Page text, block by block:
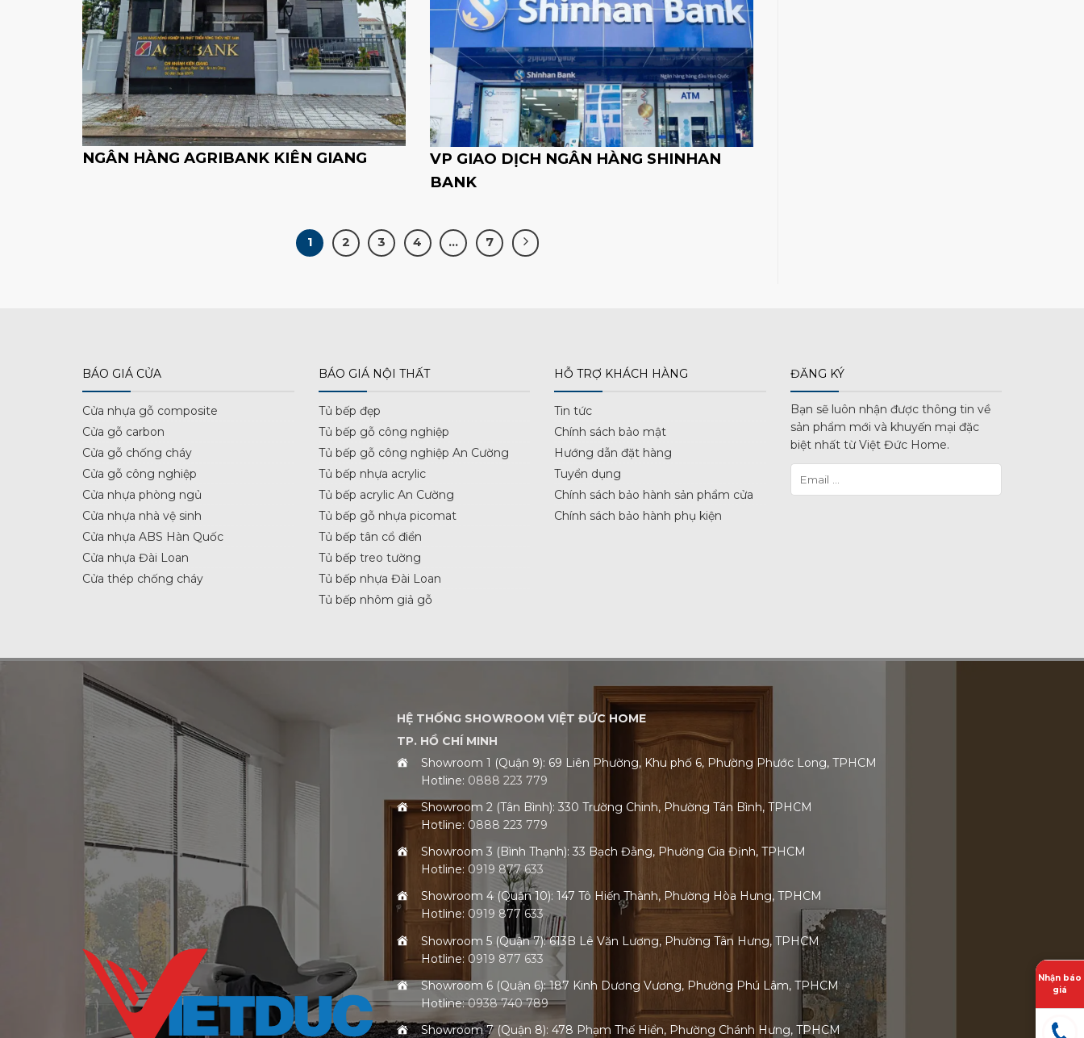
NGÂN HÀNG AGRIBANK KIÊN GIANG
VP GIAO DỊCH NGÂN HÀNG SHINHAN
BANK
1 2 3 4 … 7
BÁO GIÁ CỬA
Cửa nhựa gỗ composite
Cửa gỗ carbon
Cửa gỗ chống cháy
Cửa gỗ công nghiệp
Cửa nhựa phòng ngủ
Cửa nhựa nhà vệ sinh
Cửa nhựa ABS Hàn Quốc
Cửa nhựa Đài Loan
Cửa thép chống cháy
BÁO GIÁ NỘI THẤT
Tủ bếp đẹp
Tủ bếp gỗ công nghiệp
Tủ bếp gỗ công nghiệp An Cường
Tủ bếp nhựa acrylic
Tủ bếp acrylic An Cường
Tủ bếp gỗ nhựa picomat
Tủ bếp tân cổ điển
Tủ bếp treo tường
Tủ bếp nhựa Đài Loan
Tủ bếp nhôm giả gỗ
HỖ TRỢ KHÁCH HÀNG
Tin tức
Chính sách bảo mật
Hướng dẫn đặt hàng
Tuyển dụng
Chính sách bảo hành sản phẩm cửa
Chính sách bảo hành phụ kiện
ĐĂNG KÝ
Bạn sẽ luôn nhận được thông tin về
sản phẩm mới và khuyến mại đặc
biệt nhất từ Việt Đức Home.
HỆ THỐNG SHOWROOM VIỆT ĐỨC HOME
TP. HỒ CHÍ MINH
Showroom 1 (Quận 9): 69 Liên Phường, Khu phố 6, Phường Phước Long, TPHCM
Hotline: 0888 223 779
Showroom 2 (Tân Bình): 330 Trường Chinh, Phường Tân Bình, TPHCM
Hotline: 0888 223 779
Showroom 3 (Bình Thạnh): 33 Bạch Đằng, Phường Gia Định, TPHCM
Hotline: 0919 877 633
Showroom 4 (Quận 10): 147 Tô Hiến Thành, Phường Hòa Hưng, TPHCM
Hotline: 0919 877 633
Showroom 5 (Quận 7): 613B Lê Văn Lương, Phường Tân Hưng, TPHCM
Hotline: 0919 877 633
Showroom 6 (Quận 6): 187 Kinh Dương Vương, Phường Phú Lâm, TPHCM
Hotline:0938 740 789
Showroom 7 (Quận 8): 478 Phạm Thế Hiển, Phường Chánh Hưng, TPHCM
Nhận báo
giá